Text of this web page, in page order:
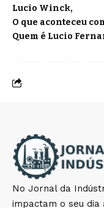
Lucio Winck
O que aconteceu
Quem é Lucio
No Jornal da
impactam o seu dia